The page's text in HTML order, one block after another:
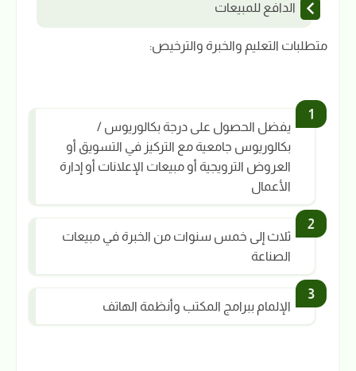
الدافع للمبيعات
متطلبات التعليم والخبرة والترخيص:
يفضل الحصول على درجة بكالوريوس /
بكالوريوس جامعية مع التركيز في التسويق أو
العروض الترويجية أو مبيعات الإعلانات أو إدارة
الأعمال
ثلاث إلى خمس سنوات من الخبرة في مبيعات
الصناعة
الإلمام ببرامج المكتب وأنظمة الهاتف